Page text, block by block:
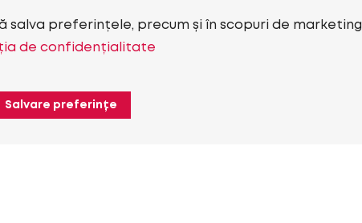
salva preferințele, precum și în scopuri de marketing
de confidențialitate
Salvare preferințe